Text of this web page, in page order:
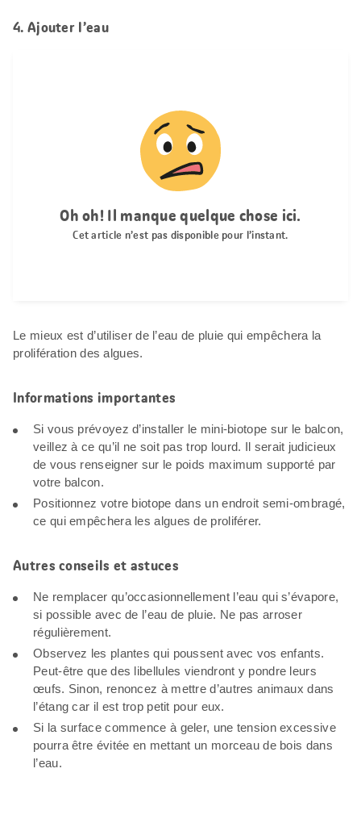
4. Ajouter l’eau
Le mieux est d’utiliser de l’eau de pluie qui empêchera la
prolifération des algues.
Informations importantes
Si vous prévoyez d’installer le mini-biotope sur le balcon,
veillez à ce qu’il ne soit pas trop lourd. Il serait judicieux
de vous renseigner sur le poids maximum supporté par
votre balcon.
Positionnez votre biotope dans un endroit semi-ombragé,
ce qui empêchera les algues de proliférer.
Autres conseils et astuces
Ne remplacer qu’occasionnellement l’eau qui s’évapore,
si possible avec de l’eau de pluie. Ne pas arroser
régulièrement.
Observez les plantes qui poussent avec vos enfants.
Peut-être que des libellules viendront y pondre leurs
œufs. Sinon, renoncez à mettre d’autres animaux dans
l’étang car il est trop petit pour eux.
Si la surface commence à geler, une tension excessive
pourra être évitée en mettant un morceau de bois dans
l’eau.